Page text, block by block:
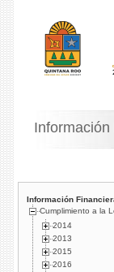
Información
Información
Cumplimiento a la
2014
2013
2015
2016